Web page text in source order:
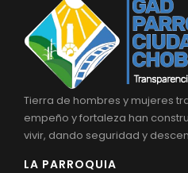
Tierra de hombres y mujeres
empeño y fortaleza han
vivir, dando seguridad y
LA PARROQUIA